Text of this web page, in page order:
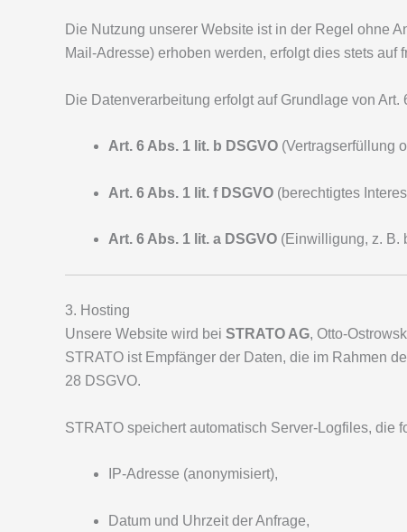
Die Nutzung unserer Website ist in der Regel ohne
Mail-Adresse) erhoben werden, erfolgt dies stets auf
Die Datenverarbeitung erfolgt auf Grundlage von
Art. 6 Abs. 1 lit. b DSGVO (Vertragserfüllung
Art. 6 Abs. 1 lit. f DSGVO (berechtigtes
Art. 6 Abs. 1 lit. a DSGVO (Einwilligung, z. B.
3. Hosting
Unsere Website wird bei STRATO AG, Otto-
STRATO ist Empfänger der Daten, die im Rahmen
28 DSGVO.
STRATO speichert automatisch Server-Logfiles, die
IP-Adresse (anonymisiert),
Datum und Uhrzeit der Anfrage,